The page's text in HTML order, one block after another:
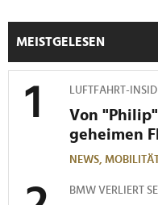
MEISTGELESEN
LUFTFAHRT-
Von
geheimen
NEWS,
BMW VERLIERT